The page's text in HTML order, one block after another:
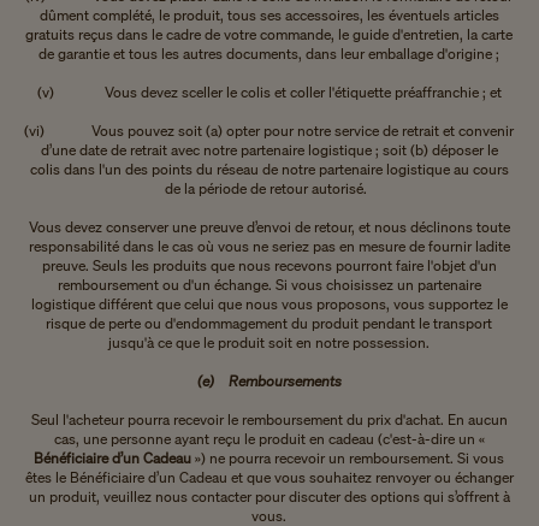
dûment complété, le produit, tous ses accessoires, les éventuels articles
gratuits reçus dans le cadre de votre commande, le guide d'entretien, la carte
de garantie et tous les autres documents, dans leur emballage d'origine ;
(v) Vous devez sceller le colis et coller l'étiquette préaffranchie ; et
(vi) Vous pouvez soit (a) opter pour notre service de retrait et convenir
d’une date de retrait avec notre partenaire logistique ; soit (b) déposer le
colis dans l'un des points du réseau de notre partenaire logistique au cours
de la période de retour autorisé.
Vous devez conserver une preuve d’envoi de retour, et nous déclinons toute
responsabilité dans le cas où vous ne seriez pas en mesure de fournir ladite
preuve. Seuls les produits que nous recevons pourront faire l'objet d'un
remboursement ou d'un échange. Si vous choisissez un partenaire
logistique différent que celui que nous vous proposons, vous supportez le
risque de perte ou d'endommagement du produit pendant le transport
jusqu'à ce que le produit soit en notre possession.
(e) Remboursements
Seul l'acheteur pourra recevoir le remboursement du prix d'achat. En aucun
cas, une personne ayant reçu le produit en cadeau (c'est-à-dire un «
Bénéficiaire d’un Cadeau ») ne pourra recevoir un remboursement. Si vous
êtes le Bénéficiaire d’un Cadeau et que vous souhaitez renvoyer ou échanger
un produit, veuillez nous contacter pour discuter des options qui s’offrent à
vous.